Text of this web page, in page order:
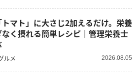
マト」に大さじ2加えるだけ。栄養
く摂れる簡単レシピ｜管理栄養士
ルメ 2026.08.05